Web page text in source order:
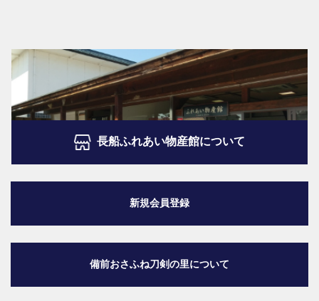
長船ふれあい物産館について
新規会員登録
備前おさふね刀剣の里について